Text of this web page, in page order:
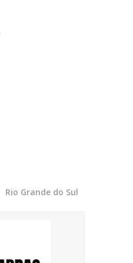
Rio Grande do Sul